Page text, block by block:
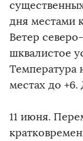
дня местами
Ветер
шквалистое
Температура
местах до +6.
11 июня.